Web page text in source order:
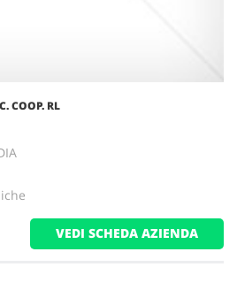
COOP. RL
VEDI SCHEDA AZIENDA